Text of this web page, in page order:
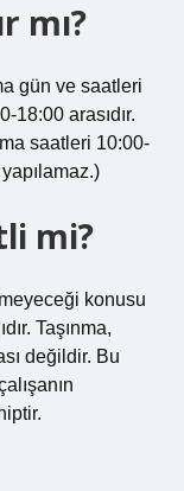
mı?
gün ve saatleri
18:00 arasıdır.
saatleri 10:00-
mi?
konusu
Taşınma,
değildir. Bu